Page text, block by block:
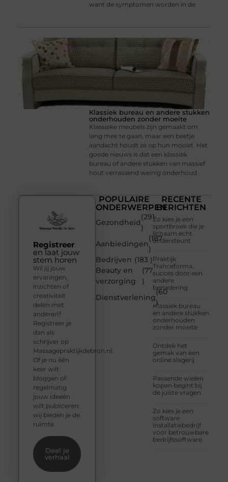
want de symptomen worden in de
Klassiek bureau en andere stukken
onderhouden zonder moeite
Klassieke meubels zijn gemaakt om
lang mee te gaan, maar een beetje
aandacht houdt ze op hun mooist. Het
goede nieuws is dat een klassiek
bureau of andere stukken van massief
hout verrassend weinig onderhoud
POPULAIRE
ONDERWERPEN
Gezondheid
(291
)
Aanbiedingen
(187
)
Bedrijven (183 )
Beauty en
verzorging
(77
)
Dienstverlening
(60
)
RECENTE
BERICHTEN
Zo kies je een
sportbroek die je
lichaam echt
ondersteunt
Praktijk
Tranceforma,
succes door een
andere
benadering
Klassiek bureau
en andere stukken
onderhouden
zonder moeite
Ontdek het
gemak van een
online slagerij
Passende wielen
kopen begint bij
de juiste vragen
Zo kies je een
software
installatiebedrijf
voor betrouwbare
bedrijfssoftware
Registreer
en laat jouw
stem horen
Wil jij jouw
ervaringen,
inzichten of
creativiteit
delen met
anderen?
Registreer je
dan als
schrijver op
Massagepraktijkdebron.nl.
Of je nu één
keer wilt
bloggen of
regelmatig
jouw ideeën
wilt publiceren:
wij bieden je de
ruimte.
Deel je
verhaal